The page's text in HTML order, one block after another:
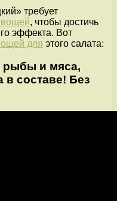
требует
, чтобы достичь
эффекта. Вот
для этого салата:
рыбы и мяса,
в составе! Без